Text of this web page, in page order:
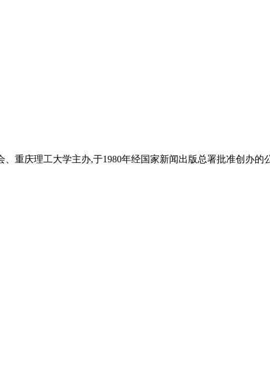
重庆理工大学主办,于1980年经国家新闻出版总署批准创办的